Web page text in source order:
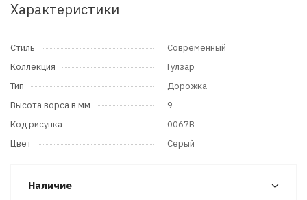
Характеристики
Стиль
Современный
Коллекция
Гулзар
Тип
Дорожка
Высота ворса в мм
9
Код рисунка
0067B
Цвет
Серый
Наличие